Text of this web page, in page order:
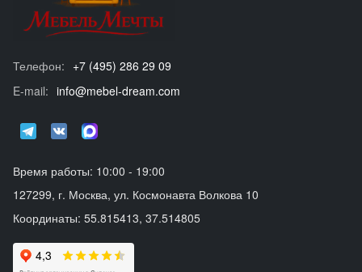
Телефон: +7 (495) 286 29 09
E-mail: info@mebel-dream.com
Время работы: 10:00 - 19:00
127299, г. Москва, ул. Космонавта Волкова 10
Координаты: 55.815413, 37.514805